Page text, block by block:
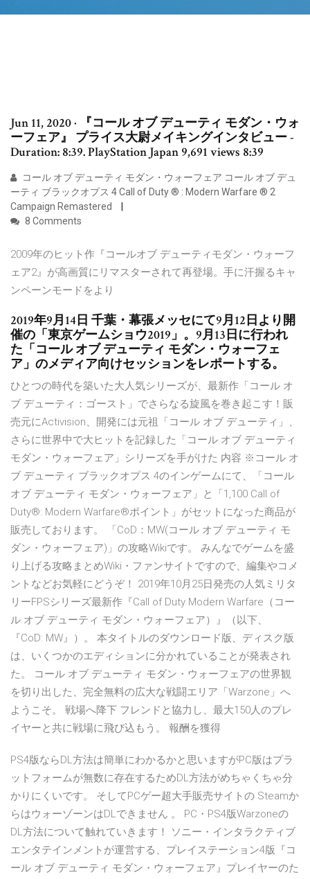
Jun 11, 2020 · 『コール オブ デューティ モダン・ウォ
ーフェア』 プライス大尉メイキングインタビュー -
Duration: 8:39. PlayStation Japan 9,691 views 8:39
コール オブ デューティ モダン・ウォーフェア コール オブ デュ
ーティ ブラックオプス 4 Call of Duty ® : Modern Warfare ® 2
Campaign Remastered
8 Comments
2009年のヒット作『コールオブ デューティモダン・ウォーフ
ェア2』が高画質にリマスターされて再登場。手に汗握るキャ
ンペーンモードをより
2019年9月14日 千葉・幕張メッセにて9月12日より開
催の「東京ゲームショウ2019」。9月13日に行われ
た「コール オブ デューティ モダン・ウォーフェ
ア」のメディア向けセッションをレポートする。
ひとつの時代を築いた大人気シリーズが、最新作「コール オ
ブ デューティ：ゴースト」でさらなる旋風を巻き起こす！販
売元にActivision、開発には元祖「コール オブ デューティ」、
さらに世界中で大ヒットを記録した「コール オブ デューティ
モダン・ウォーフェア」シリーズを手がけた 内容 ※コール オ
ブ デューティ ブラックオプス 4のインゲームにて、「コール
オブ デューティ モダン・ウォーフェア」と「1,100 Call of
Duty®: Modern Warfare®ポイント」がセットになった商品が
販売しております。 「CoD：MW(コール オブ デューティ モ
ダン・ウォーフェア)」の攻略Wikiです。 みんなでゲームを盛
り上げる攻略まとめWiki・ファンサイトですので、編集やコメ
ントなどお気軽にどうぞ！ 2019年10月25日発売の人気ミリタ
リーFPSシリーズ最新作『Call of Duty Modern Warfare（コー
ル オブ デューティ モダン・ウォーフェア）』（以下、
『CoD: MW』）。 本タイトルのダウンロード版、ディスク版
は、いくつかのエディションに分かれていることが発表され
た。 コール オブ デューティ モダン・ウォーフェアの世界観
を切り出した、完全無料の広大な戦闘エリア「Warzone」へ
ようこそ。 戦場へ降下 フレンドと協力し、最大150人のプレ
イヤーと共に戦場に飛び込もう。 報酬を獲得
PS4版ならDL方法は簡単にわかるかと思いますがPC版はプラ
ットフォームが無数に存在するためDL方法がめちゃくちゃ分
かりにくいです。 そしてPCゲー超大手販売サイトの Steamか
らはウォーゾーンはDLできません 。 PC・PS4版Warzoneの
DL方法について触れていきます！ ソニー・インタラクティブ
エンタテインメントが運営する、プレイステーション4版『コ
ール オブ デューティ モダン・ウォーフェア』プレイヤーのた